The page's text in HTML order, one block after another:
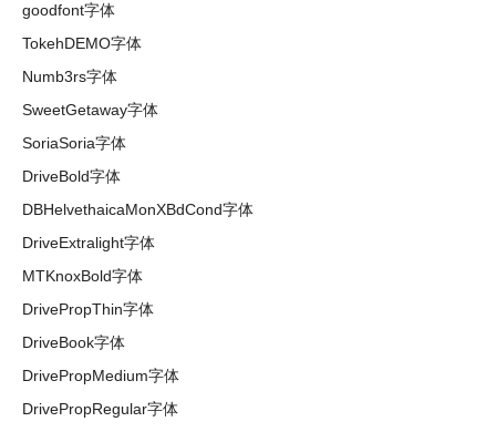
goodfont字体
TokehDEMO字体
Numb3rs字体
SweetGetaway字体
SoriaSoria字体
DriveBold字体
DBHelvethaicaMonXBdCond字体
DriveExtralight字体
MTKnoxBold字体
DrivePropThin字体
DriveBook字体
DrivePropMedium字体
DrivePropRegular字体